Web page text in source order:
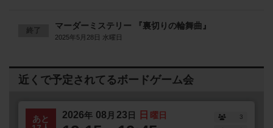
終了 マーダーミステリー 『裏切りの輪舞曲』
2025年5月28日 水曜日
近くで予定されてるボードゲーム会
あと
2026年 08 月 23日 日 曜日
3